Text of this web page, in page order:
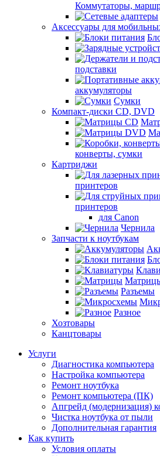
Коммутаторы,
Аксессуары для
подставки
аккумуляторы
Сумки
Компакт-диски CD, DVD
конверты, сумки
Картриджи
принтеров
принтеров
для Canon
Чернила
Запчасти к ноутбукам
Разъемы
Разное
Хозтовары
Канцтовары
Услуги
Диагностика компьютера
Настройка компьютера
Ремонт ноутбука
Ремонт компьютера (ПК)
Апгрейд (модернизация)
Чистка ноутбука от пыли
Дополнительная гарантия
Как купить
Условия оплаты